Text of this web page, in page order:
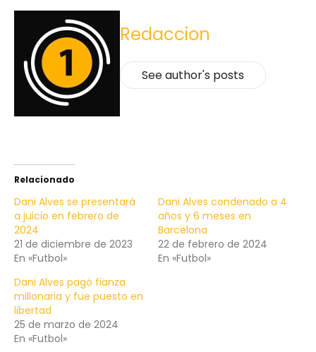
Redaccion
See author's posts
Relacionado
Dani Alves se presentará
a juicio en febrero de
2024
21 de diciembre de 2023
En «Futbol»
Dani Alves condenado a 4
años y 6 meses en
Barcelona
22 de febrero de 2024
En «Futbol»
Dani Alves pagó fianza
millonaria y fue puesto en
libertad
25 de marzo de 2024
En «Futbol»